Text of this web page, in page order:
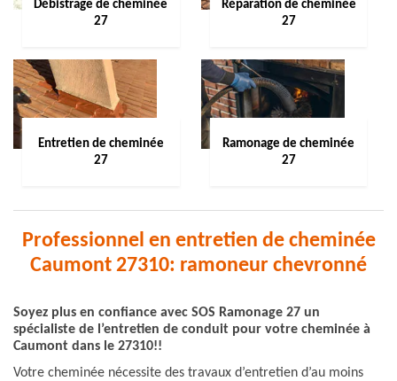
Débistrage de cheminée
27
Réparation de cheminée
27
Entretien de cheminée
27
Ramonage de cheminée
27
Professionnel en entretien de cheminée
Caumont 27310: ramoneur chevronné
Soyez plus en confiance avec SOS Ramonage 27 un
spécialiste de l’entretien de conduit pour votre cheminée à
Caumont dans le 27310!!
Votre cheminée nécessite des travaux d’entretien d’au moins